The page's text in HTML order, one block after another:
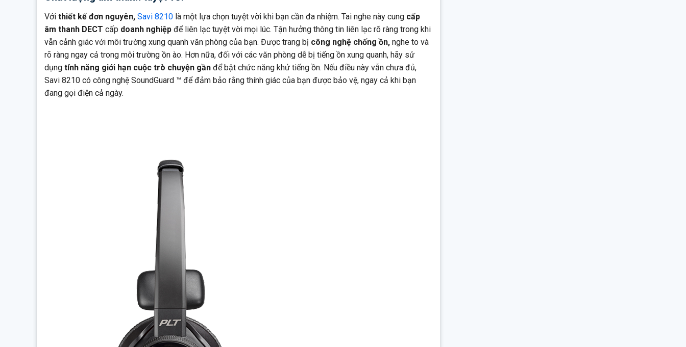
Với thiết kế đơn nguyên, Savi 8210 là một lựa chọn tuyệt vời khi bạn cần đa nhiệm. Tai nghe này cung cấp
âm thanh DECT cấp doanh nghiệp để liên lạc tuyệt vời mọi lúc. Tận hưởng thông tin liên lạc rõ ràng trong khi
vẫn cảnh giác với môi trường xung quanh văn phòng của bạn. Được trang bị công nghệ chống ồn, nghe to và
rõ ràng ngay cả trong môi trường ồn ào. Hơn nữa, đối với các văn phòng dễ bị tiếng ồn xung quanh, hãy sử
dụng tính năng giới hạn cuộc trò chuyện gần để bật chức năng khử tiếng ồn. Nếu điều này vẫn chưa đủ,
Savi 8210 có công nghệ SoundGuard ™ để đảm bảo rằng thính giác của bạn được bảo vệ, ngay cả khi bạn
đang gọi điện cả ngày.